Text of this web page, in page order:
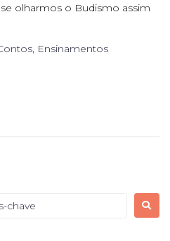
olharmos o Budismo assim
, Ensinamentos